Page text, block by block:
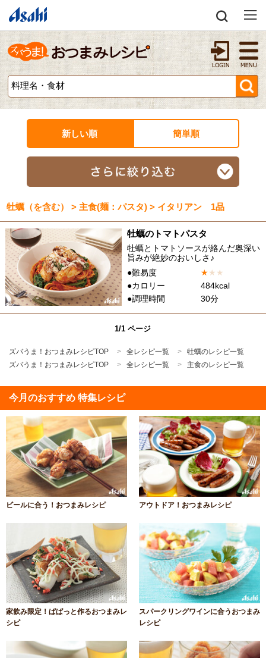
新しい順 簡単順
牡蠣（を含む） > 主食(麺：パスタ) > イタリアン 1品
牡蠣のトマトパスタ
牡蠣とトマトソースが絡んだ奥深い
旨みが絶妙のおいしさ♪
●難易度
★★ ★
●カロリー
484kcal
●調理時間
30分
1/1 ページ
ズバうま！おつまみレシピTOP 全レシピ一覧
牡蠣のレシピ一覧
ズバうま！おつまみレシピTOP
全レシピ一覧 主食のレシピ一覧
今月のおすすめ 特集レシピ
ビールに合う！おつまみレシピ アウトドア！おつまみレシピ
家飲み限定！ぱぱっと作るおつまみレ
シピ
スパークリングワインに合うおつまみ
レシピ